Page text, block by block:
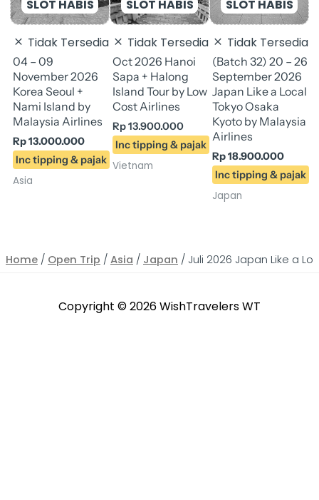
Tidak Tersedia
04 – 09
November 2026
Korea Seoul +
Nami Island by
Malaysia Airlines
Rp13.000.000
Asia
Tidak Tersedia
Oct 2026 Hanoi
Sapa + Halong
Island Tour by Low
Cost Airlines
Rp13.900.000
Vietnam
Tidak Tersedia
(Batch 32) 20 – 26
September 2026
Japan Like a Local
Tokyo Osaka
Kyoto by Malaysia
Airlines
Rp18.900.000
Japan
Home / Open Trip / Asia / Japan / Juli 2026 Japan Like a
Copyright © 2026WishTravelers WT